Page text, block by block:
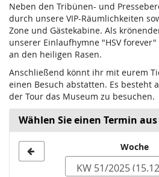
Neben den Tribünen- und
durch unsere VIP-Räumlichkeiten
Zone und Gästekabine. Als
unserer Einlaufhymne "HSV
an den heiligen Rasen.
Anschließend könnt ihr mit eurem
einen Besuch abstatten. Es besteht
der Tour das Museum zu besuchen.
Wählen Sie einen Termin aus
zur
Woche